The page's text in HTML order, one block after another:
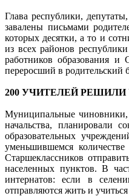
Глава республики,
завалены письмами
которых десятки, а то и
из всех районов
работников образования
переросший в родительский
200 УЧИТЕЛЕЙ РЕШИЛИ
Муниципальные чиновники,
начальства, планировали
образовательных
уменьшившемся
Старшеклассников
населенных пунктов. В
интернатов: если в
отправляются жить и